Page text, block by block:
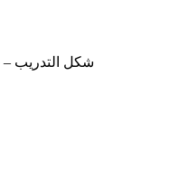
شكل التدريب –